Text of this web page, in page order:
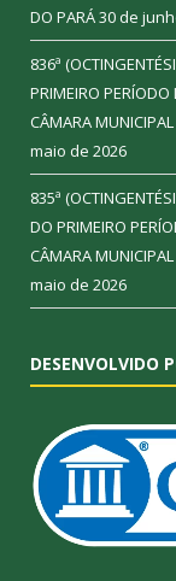
DO PARÁ30 de
836ª
PRIMEIRO
CÂMARA
maio de 2026
835ª
DO PRIMEIRO
CÂMARA
maio de 2026
DESENVOLVIDO